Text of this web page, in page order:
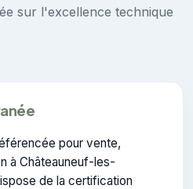
sur l'excellence technique
pour vente,
à Châteauneuf-les-
de la certification